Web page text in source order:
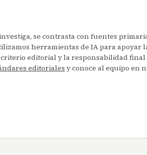
se contrasta con fuentes
herramientas de IA para apoyar
editorial y la responsabilidad
editoriales y conoce al equipo en